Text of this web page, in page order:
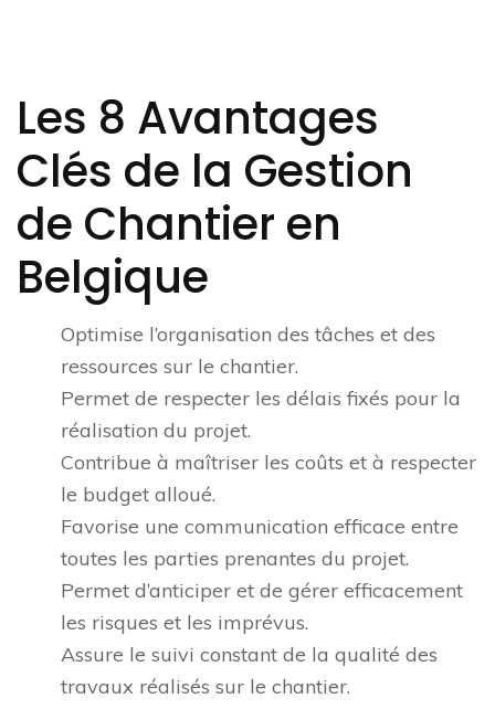
Les 8 Avantages
Clés de la Gestion
de Chantier en
Belgique
Optimise l’organisation des tâches et des
ressources sur le chantier.
Permet de respecter les délais fixés pour la
réalisation du projet.
Contribue à maîtriser les coûts et à respecter
le budget alloué.
Favorise une communication efficace entre
toutes les parties prenantes du projet.
Permet d’anticiper et de gérer efficacement
les risques et les imprévus.
Assure le suivi constant de la qualité des
travaux réalisés sur le chantier.